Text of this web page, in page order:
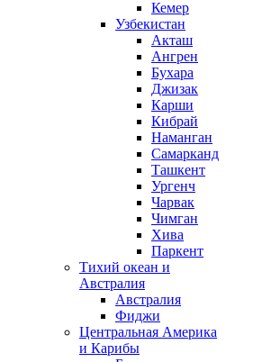
Кемер
Узбекистан
Акташ
Ангрен
Бухара
Джизак
Карши
Кибрай
Наманган
Самарканд
Ташкент
Ургенч
Чарвак
Чимган
Хива
Паркент
Тихий океан и
Австралия
Австралия
Фиджи
Центральная Америка
и Карибы